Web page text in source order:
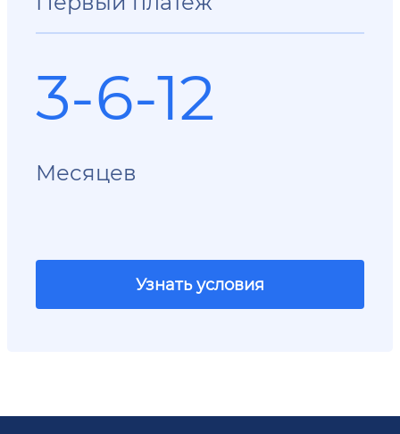
3-6-12
Месяцев
Узнать условия